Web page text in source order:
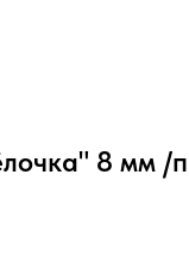
8 мм /